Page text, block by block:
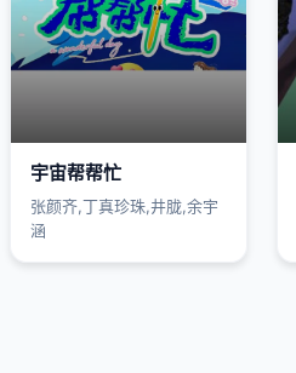
宇宙帮帮忙
张颜齐,丁真珍珠,井胧,余宇
涵